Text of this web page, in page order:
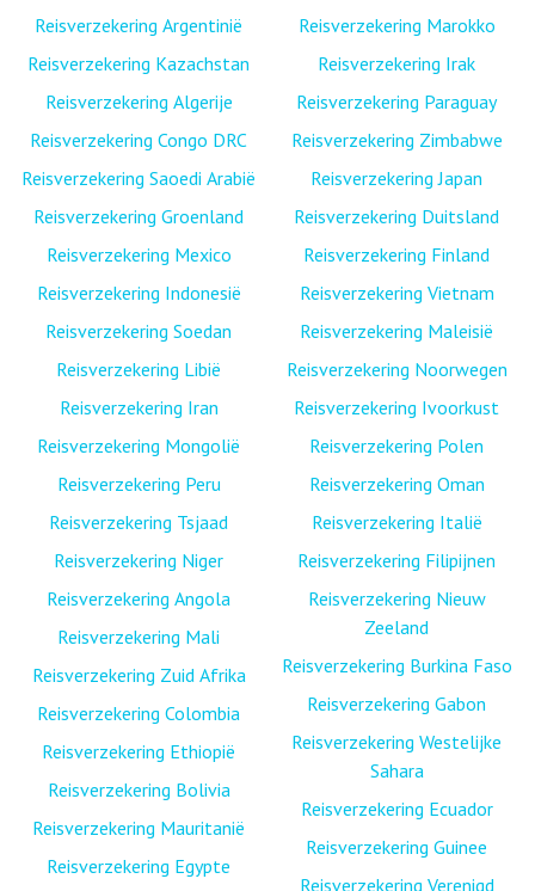
Reisverzekering Argentinië
Reisverzekering Kazachstan
Reisverzekering Algerije
Reisverzekering Congo DRC
Reisverzekering Saoedi Arabië
Reisverzekering Groenland
Reisverzekering Mexico
Reisverzekering Indonesië
Reisverzekering Soedan
Reisverzekering Libië
Reisverzekering Iran
Reisverzekering Mongolië
Reisverzekering Peru
Reisverzekering Tsjaad
Reisverzekering Niger
Reisverzekering Angola
Reisverzekering Mali
Reisverzekering Zuid Afrika
Reisverzekering Colombia
Reisverzekering Ethiopië
Reisverzekering Bolivia
Reisverzekering Mauritanië
Reisverzekering Egypte
Reisverzekering Marokko
Reisverzekering Irak
Reisverzekering Paraguay
Reisverzekering Zimbabwe
Reisverzekering Japan
Reisverzekering Duitsland
Reisverzekering Finland
Reisverzekering Vietnam
Reisverzekering Maleisië
Reisverzekering Noorwegen
Reisverzekering Ivoorkust
Reisverzekering Polen
Reisverzekering Oman
Reisverzekering Italië
Reisverzekering Filipijnen
Reisverzekering Nieuw
Zeeland
Reisverzekering Burkina Faso
Reisverzekering Gabon
Reisverzekering Westelijke
Sahara
Reisverzekering Ecuador
Reisverzekering Guinee
Reisverzekering Verenigd